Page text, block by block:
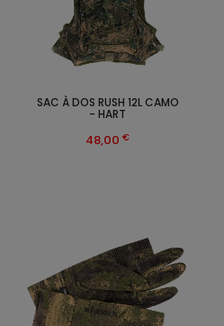
SAC À DOS RUSH 12L CAMO
- HART
48,00 €